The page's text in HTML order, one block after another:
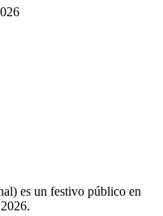
es un festivo público en